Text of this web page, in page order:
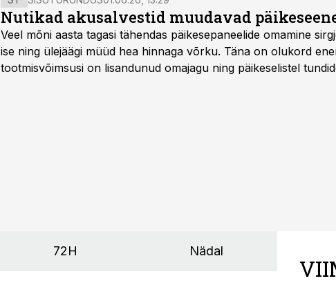
Nutikad akusalvestid muudavad
Veel mõni aasta tagasi tähendas päikesepaneelide omamine
ise ning ülejäägi müüd hea hinnaga võrku. Täna on olukord
tootmisvõimsusi on lisandunud omajagu ning päikeselistel
72H Nädal